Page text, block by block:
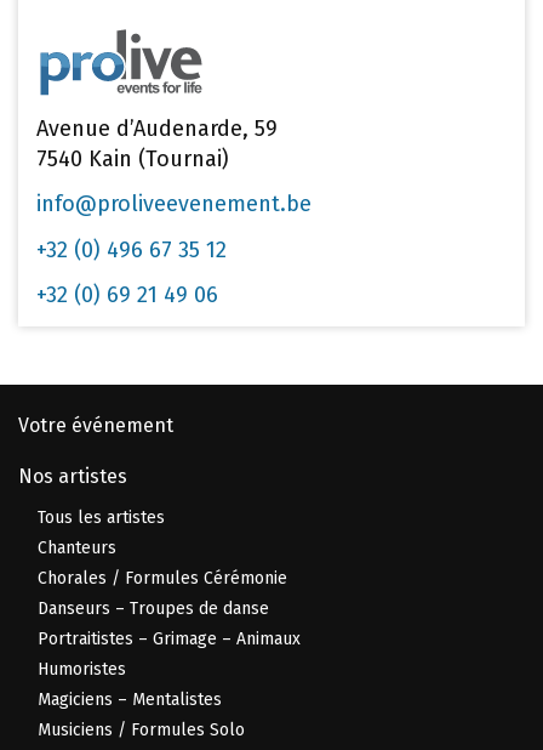
Avenue d’Audenarde, 59
7540 Kain (Tournai)
info@proliveevenement.be
+32 (0) 496 67 35 12
+32 (0) 69 21 49 06
Votre événement
Nos artistes
Tous les artistes
Chanteurs
Chorales / Formules Cérémonie
Danseurs – Troupes de danse
Portraitistes – Grimage – Animaux
Humoristes
Magiciens – Mentalistes
Musiciens / Formules Solo